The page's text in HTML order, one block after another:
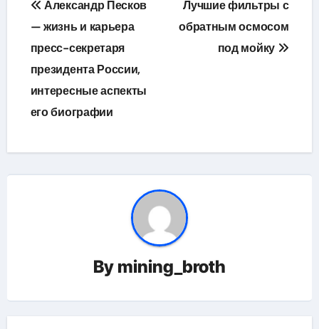
по
записям
Александр Песков
— жизнь и карьера
пресс-секретаря
президента России,
интересные аспекты
его биографии
Лучшие фильтры с
обратным осмосом
под мойку
By mining_broth